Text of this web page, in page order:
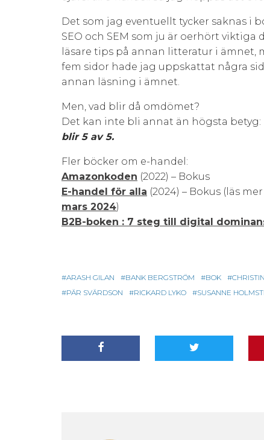
Det som jag eventuellt tycker saknas i
SEO och SEM som ju är oerhört
läsare tips på annan litteratur i ämnet,
fem sidor hade jag uppskattat några
annan läsning i ämnet.
Men, vad blir då omdömet?
Det kan inte bli annat än högsta betyg:
blir 5 av 5.
Fler böcker om e-handel:
Amazonkoden (2022) – Bokus
E-handel för alla (2024) – Bokus (läs
mars 2024)
B2B-boken : 7 steg till digital
ARASH GILAN BANK BERGSTRÖM BOK
PÄR SVÄRDSON
RICKARD LYKO SUSANNE